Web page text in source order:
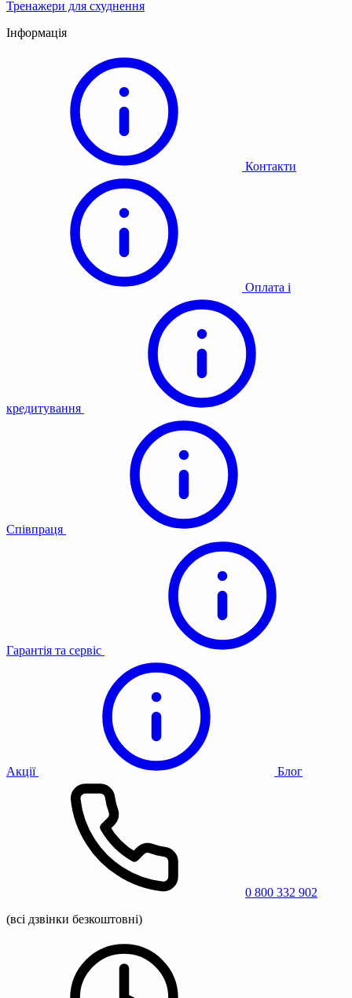
Тренажери для схуднення
Інформація
Контакти
Оплата і
кредитування
Співпраця
Гарантія та сервіс
Акції Блог
0 800 332 902
(всі дзвінки безкоштовні)